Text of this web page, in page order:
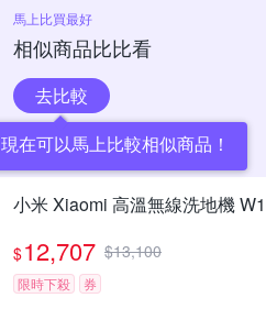
馬上比買最好
相似商品比比看
去比較
現在可以馬上比較相似商品！
小米 Xiaomi 高溫無線洗地機
$12,707 $13,100
限時下殺 券